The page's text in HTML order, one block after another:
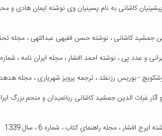
کاشانی به نام پسینیان وی نوشته ایمان هادی و